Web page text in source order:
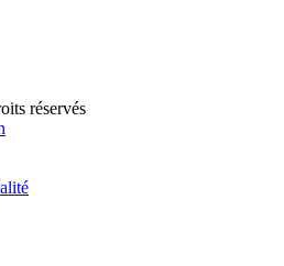
réservés